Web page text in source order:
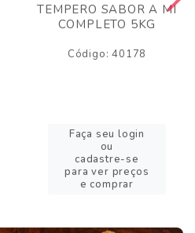
TEMPERO SABOR A MI
COMPLETO 5KG
Código: 40178
Faça seu login
ou
cadastre-se
para ver preços
e comprar